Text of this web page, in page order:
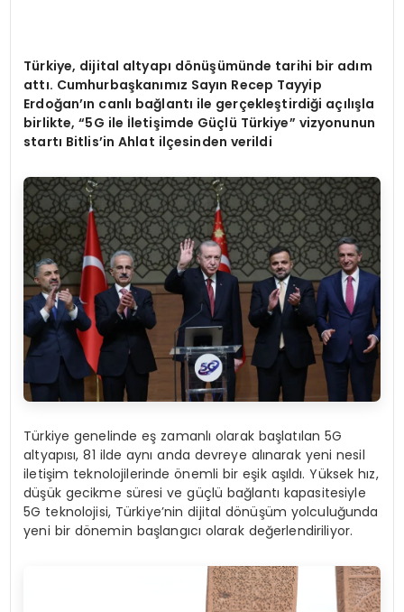
Türkiye, dijital altyapı dönüşümünde tarihi bir adım
attı. Cumhurbaşkanımız Sayın Recep Tayyip
Erdoğan’ın canlı bağlantı ile gerçekleştirdiği açılışla
birlikte, “5G ile İletişimde Güçlü Türkiye” vizyonunun
startı Bitlis’in Ahlat ilçesinden verildi
Türkiye genelinde eş zamanlı olarak başlatılan 5G
altyapısı, 81 ilde aynı anda devreye alınarak yeni nesil
iletişim teknolojilerinde önemli bir eşik aşıldı. Yüksek hız,
düşük gecikme süresi ve güçlü bağlantı kapasitesiyle
5G teknolojisi, Türkiye’nin dijital dönüşüm yolculuğunda
yeni bir dönemin başlangıcı olarak değerlendiriliyor.